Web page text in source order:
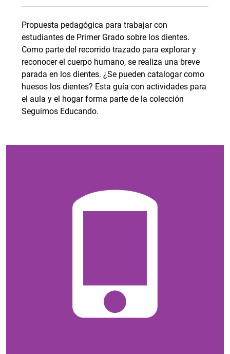
Propuesta pedagógica para trabajar con
estudiantes de Primer Grado sobre los dientes.
Como parte del recorrido trazado para explorar y
reconocer el cuerpo humano, se realiza una breve
parada en los dientes. ¿Se pueden catalogar como
huesos los dientes? Esta guía con actividades para
el aula y el hogar forma parte de la colección
Seguimos Educando.